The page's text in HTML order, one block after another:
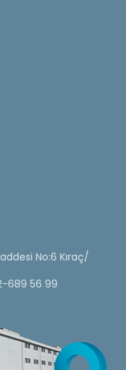
No:6 Kıraç/
689 56 99